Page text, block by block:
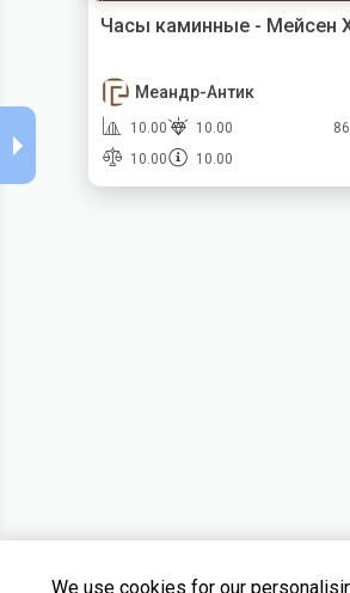
Часы каминные - Мейсен
Меандр-Антик
10.00
10.00
10.00
10.00
We use cookies for our